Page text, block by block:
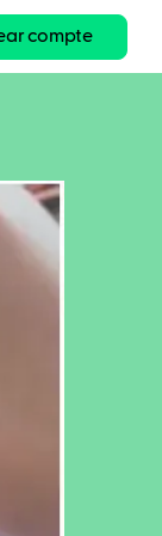
compte